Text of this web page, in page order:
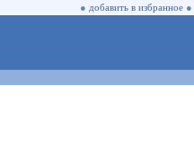
● добавить в избранное ●